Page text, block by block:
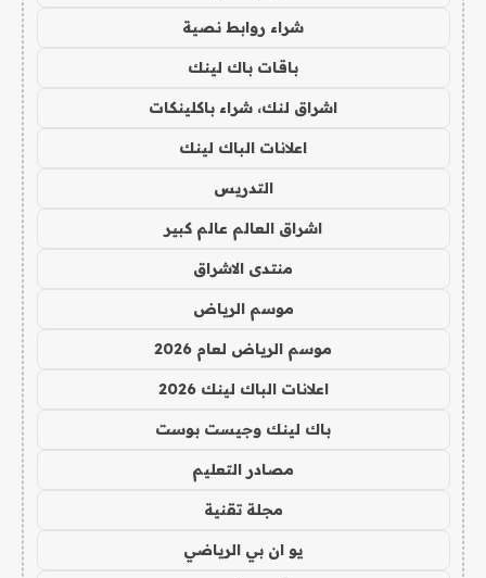
شراء روابط نصية
باقات باك لينك
اشراق لنك، شراء باكلينكات
اعلانات الباك لينك
التدريس
اشراق العالم عالم كبير
منتدى الاشراق
موسم الرياض
موسم الرياض لعام 2026
اعلانات الباك لينك 2026
باك لينك وجيست بوست
مصادر التعليم
مجلة تقنية
يو ان بي الرياضي